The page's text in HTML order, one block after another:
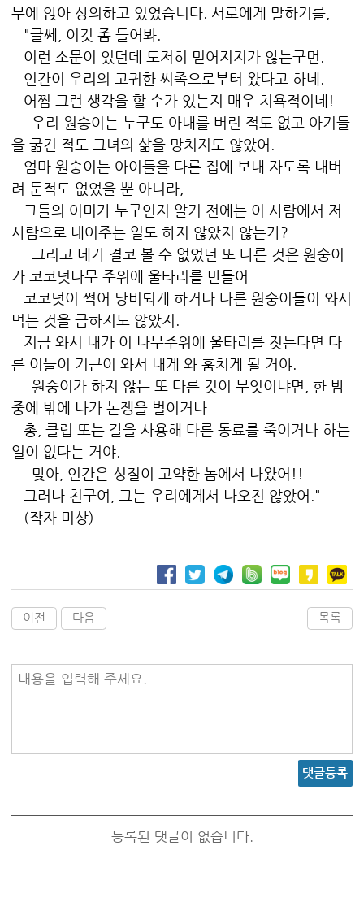
무에 앉아 상의하고 있었습니다. 서로에게 말하기를,
"글쎄, 이것 좀 들어봐.
이런 소문이 있던데 도저히 믿어지지가 않는구먼.
인간이 우리의 고귀한 씨족으로부터 왔다고 하네.
어쩜 그런 생각을 할 수가 있는지 매우 치욕적이네!
우리 원숭이는 누구도 아내를 버린 적도 없고 아기들
을 굶긴 적도 그녀의 삶을 망치지도 않았어.
엄마 원숭이는 아이들을 다른 집에 보내 자도록 내버
려 둔적도 없었을 뿐 아니라,
그들의 어미가 누구인지 알기 전에는 이 사람에서 저
사람으로 내어주는 일도 하지 않았지 않는가?
그리고 네가 결코 볼 수 없었던 또 다른 것은 원숭이
가 코코넛나무 주위에 울타리를 만들어
코코넛이 썩어 낭비되게 하거나 다른 원숭이들이 와서
먹는 것을 금하지도 않았지.
지금 와서 내가 이 나무주위에 울타리를 짓는다면 다
른 이들이 기근이 와서 내게 와 훔치게 될 거야.
원숭이가 하지 않는 또 다른 것이 무엇이냐면, 한 밤
중에 밖에 나가 논쟁을 벌이거나
총, 클럽 또는 칼을 사용해 다른 동료를 죽이거나 하는
일이 없다는 거야.
맞아, 인간은 성질이 고약한 놈에서 나왔어!!
그러나 친구여, 그는 우리에게서 나오진 않았어."
(작자 미상)
이전 다음 목록
내용을 입력해 주세요.
댓글등록
등록된 댓글이 없습니다.